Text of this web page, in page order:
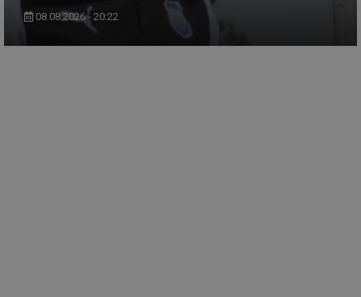
08.08.2026 - 20:22